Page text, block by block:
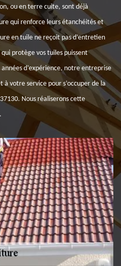
ou en terre cuite, sont déjà
qui renforce leurs étanchéités et
en tuile ne reçoit pas d’entretien
protège vos tuiles puissent
d’expérience, notre entreprise
votre service pour s’occuper de la
Nous réaliserons cette